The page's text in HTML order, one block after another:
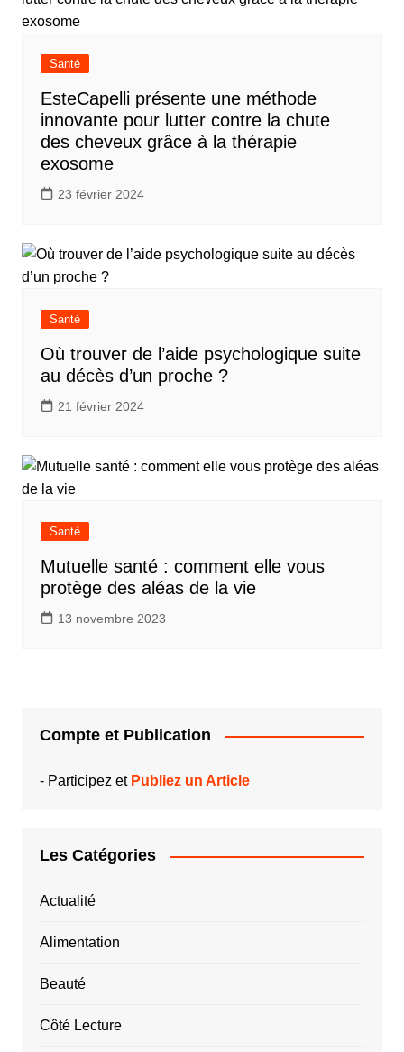
Santé
EsteCapelli présente une méthode
innovante pour lutter contre la chute
des cheveux grâce à la thérapie
exosome
23 février 2024
Santé
Où trouver de l’aide psychologique suite
au décès d’un proche ?
21 février 2024
Santé
Mutuelle santé : comment elle vous
protège des aléas de la vie
13 novembre 2023
Compte et Publication
- Participez et Publiez un Article
Les Catégories
Actualité
Alimentation
Beauté
Côté Lecture